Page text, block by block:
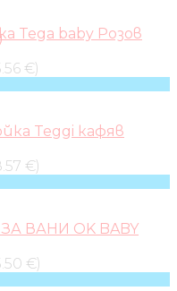
Tega baby Розов
€)
Teggi кафяв
€)
ВАНИ OK BABY
€)